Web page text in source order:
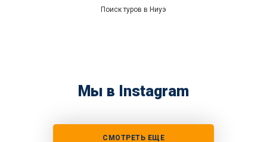
Поиск туров в Ниуэ
Мы в Instagram
СМОТРЕТЬ ЕЩЕ